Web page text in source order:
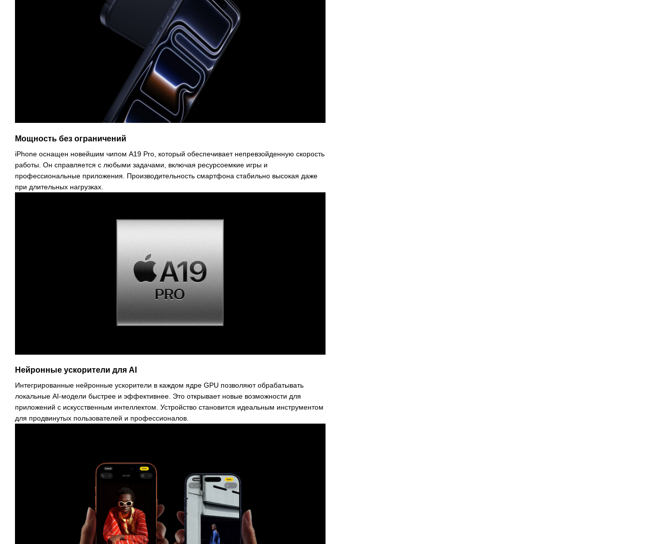
Мощность без ограничений
iPhone оснащен новейшим чипом A19 Pro, который обеспечивает непревзойденную скорость
работы. Он справляется с любыми задачами, включая ресурсоемкие игры и
профессиональные приложения. Производительность смартфона стабильно высокая даже
при длительных нагрузках.
Нейронные ускорители для AI
Интегрированные нейронные ускорители в каждом ядре GPU позволяют обрабатывать
локальные AI-модели быстрее и эффективнее. Это открывает новые возможности для
приложений с искусственным интеллектом. Устройство становится идеальным инструментом
для продвинутых пользователей и профессионалов.